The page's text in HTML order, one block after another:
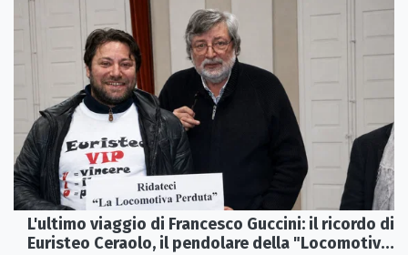
L'ultimo viaggio di Francesco Guccini: il ricordo di
Euristeo Ceraolo, il pendolare della "Locomotiva